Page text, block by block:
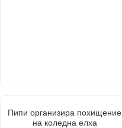
Пипи организира похищение
на коледна елха